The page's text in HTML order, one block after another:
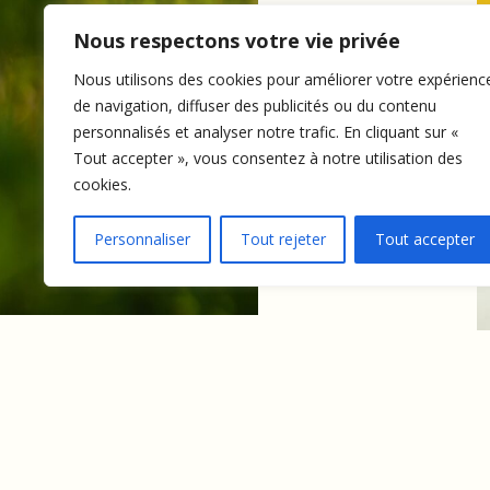
Nous respectons votre vie privée
Nous utilisons des cookies pour améliorer votre
de navigation, diffuser des publicités ou du contenu
personnalisés et analyser notre trafic. En cliquant sur «
Tout accepter », vous consentez à notre utilisation des
cookies.
Personnaliser Tout rejeter Tout accepter